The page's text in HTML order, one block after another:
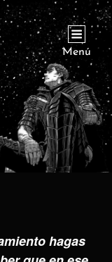
Menú
hagas